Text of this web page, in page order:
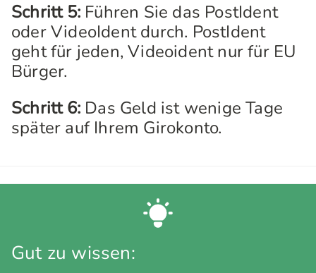
Schritt 5: Führen Sie das PostIdent
oder VideoIdent durch. PostIdent
geht für jeden, Videoident nur für EU
Bürger.
Schritt 6: Das Geld ist wenige Tage
später auf Ihrem Girokonto.
Gut zu wissen: